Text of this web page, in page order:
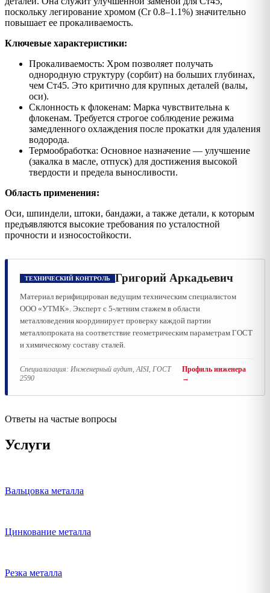
поскольку легирование хромом (Cr 0.8–1.1%) значительно
повышает ее прокаливаемость.
Ключевые характеристики:
Прокаливаемость: Хром позволяет получать
однородную структуру (сорбит) на больших глубинах,
чем Ст45. Это критично для крупных деталей (валы,
оси).
Склонность к флокенам: Марка чувствительна к
флокенам. Требуется строгое соблюдение режима
замедленного охлаждения после прокатки для удаления
водорода.
Термообработка: Основное назначение — улучшение
(закалка в масле, отпуск) для достижения высокой
твердости и предела выносливости.
Область применения:
Оси, шпиндели, штоки, бандажи, а также детали, к которым
предъявляются высокие требования по усталостной
прочности и износостойкости.
ТЕХНИЧЕСКИЙ КОНТРОЛЬ Григорий Аркадьевич
Материал верифицирован ведущим техническим специалистом
ООО «УТМК». Эксперт с 5-летним стажем в области
металловедения координирует проверку каждой партии
металлопроката на соответствие геометрическим параметрам ГОСТ
и химическому составу сталей.
Специализация: Инженерный аудит, AISI, ГОСТ
2590
Профиль инженера
→
Ответы на частые вопросы
Услуги
Вальцовка металла
Цинкование металла
Резка металла